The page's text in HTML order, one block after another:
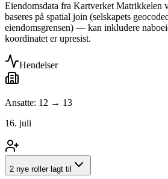
Eiendomsdata fra Kartverket Matrikkelen
baseres på spatial join (selskapets
eiendomsgrensen) — kan inkludere
koordinatet er upresist.
Hendelser
Ansatte: 12 → 13
16. juli
2 nye roller lagt til